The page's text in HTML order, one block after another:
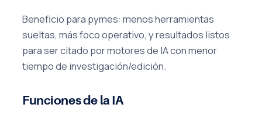
Beneficio para pymes: menos herramientas
sueltas, más foco operativo, y resultados listos
para ser citado por motores de IA con menor
tiempo de investigación/edición.
Funciones de la IA